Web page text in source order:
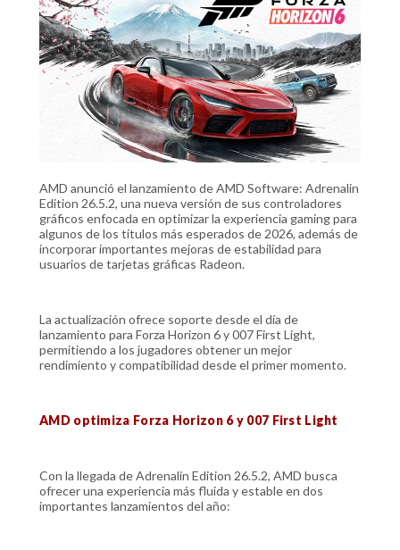
AMD anunció el lanzamiento de AMD Software: Adrenalin
Edition 26.5.2, una nueva versión de sus controladores
gráficos enfocada en optimizar la experiencia gaming para
algunos de los títulos más esperados de 2026, además de
incorporar importantes mejoras de estabilidad para
usuarios de tarjetas gráficas Radeon.
La actualización ofrece soporte desde el día de
lanzamiento para Forza Horizon 6 y 007 First Light,
permitiendo a los jugadores obtener un mejor
rendimiento y compatibilidad desde el primer momento.
AMD optimiza Forza Horizon 6 y 007 First Light
Con la llegada de Adrenalin Edition 26.5.2, AMD busca
ofrecer una experiencia más fluida y estable en dos
importantes lanzamientos del año: